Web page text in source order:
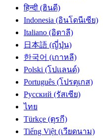
हिन्दी (ฮินดี)
Indonesia (อินโดนีเซีย)
Italiano (อิตาลี)
日本語 (ญี่ปุ่น)
한국어 (เกาหลี)
Polski (โปแลนด์)
Português (โปรตุเกส)
Русский (รัสเซีย)
ไทย
Türkçe (ตุรกี)
Tiếng Việt (เวียดนาม)